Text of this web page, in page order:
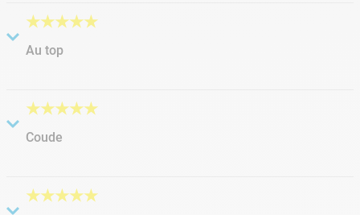
Très bien parfait et dimension parfaite pour aller avec les
tubes, il ne faut pas hésiter à y aller franchement pour
l'enboitement en appliquant bien la colle sur les 2 parties
★★★★★
Au top
Produit conforme et envoie en 3 jours Durant ce confinement
Bravo
★★★★★
Coude
★★★★★